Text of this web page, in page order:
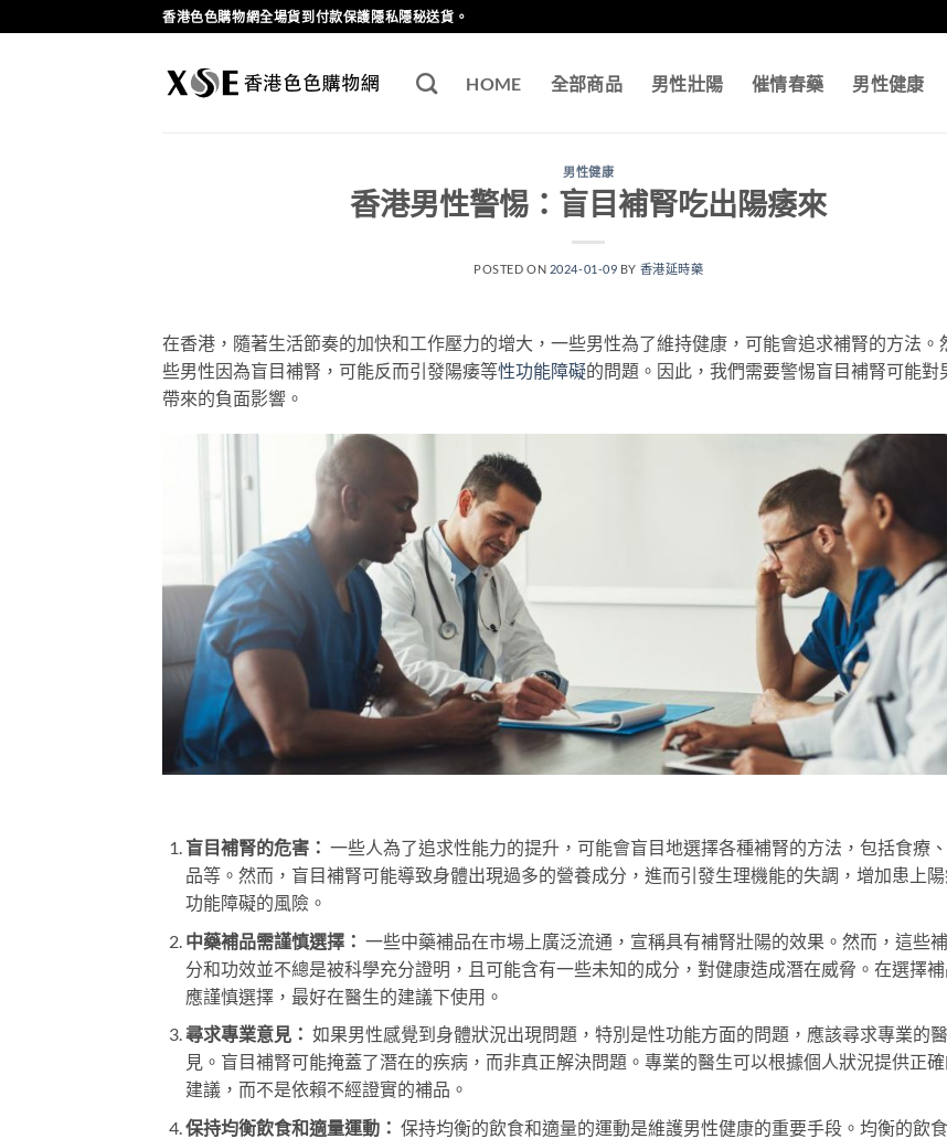
to
香港色色購物網全場貨到付款保護隱私隱秘送貨。
HOME 全部商品 男性壯陽 催情春藥 男性健康
男性健康
香港男性警惕：盲目補腎吃出陽痿來
POSTED ON 2024-01-09 BY 香港延時藥
在香港，隨著生活節奏的加快和工作壓力的增大，一些男性為了維持健康，可能會追求補腎的方法。
些男性因為盲目補腎，可能反而引發陽痿等性功能障礙的問題。因此，我們需要警惕盲目補腎可能對
帶來的負面影響。
盲目補腎的危害： 一些人為了追求性能力的提升，可能會盲目地選擇各種補腎的方法，包括食療
品等。然而，盲目補腎可能導致身體出現過多的營養成分，進而引發生理機能的失調，增加患上
功能障礙的風險。
中藥補品需謹慎選擇： 一些中藥補品在市場上廣泛流通，宣稱具有補腎壯陽的效果。然而，這些
分和功效並不總是被科學充分證明，且可能含有一些未知的成分，對健康造成潛在威脅。在選擇補
應謹慎選擇，最好在醫生的建議下使用。
尋求專業意見： 如果男性感覺到身體狀況出現問題，特別是性功能方面的問題，應該尋求專業的
見。盲目補腎可能掩蓋了潛在的疾病，而非真正解決問題。專業的醫生可以根據個人狀況提供正
建議，而不是依賴不經證實的補品。
保持均衡飲食和適量運動： 保持均衡的飲食和適量的運動是維護男性健康的重要手段。均衡的飲